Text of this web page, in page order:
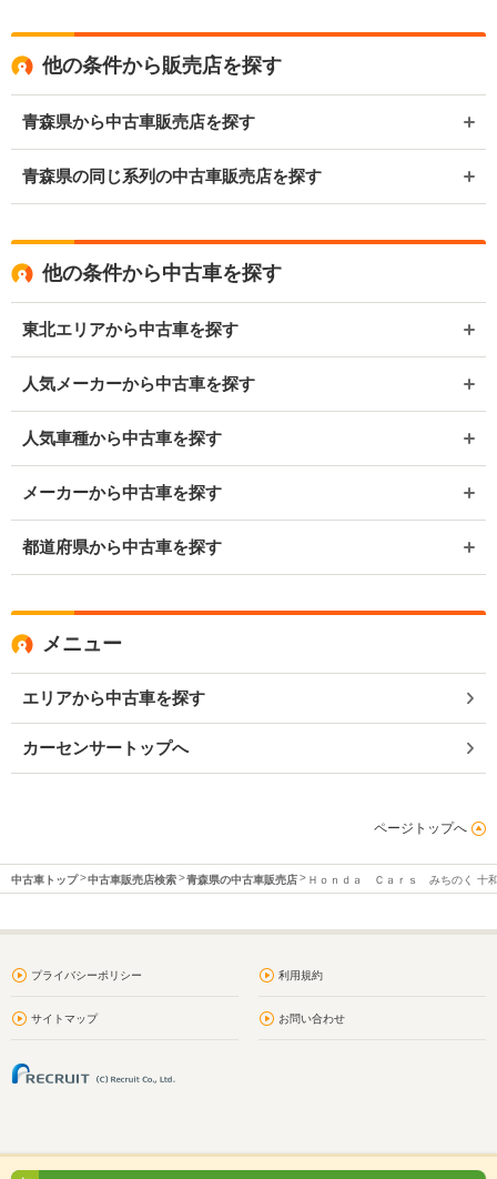
他の条件から販売店を探す
青森県から中古車販売店を探す
青森県の同じ系列の中古車販売店を探す
他の条件から中古車を探す
東北エリアから中古車を探す
人気メーカーから中古車を探す
人気車種から中古車を探す
メーカーから中古車を探す
都道府県から中古車を探す
メニュー
エリアから中古車を探す
カーセンサートップへ
ページトップへ
中古車トップ 中古車販売店検索 青森県の中古車販売店 Ｈｏｎｄａ Ｃａｒｓ みちのく 十
プライバシーポリシー 利用規約
サイトマップ お問い合わせ